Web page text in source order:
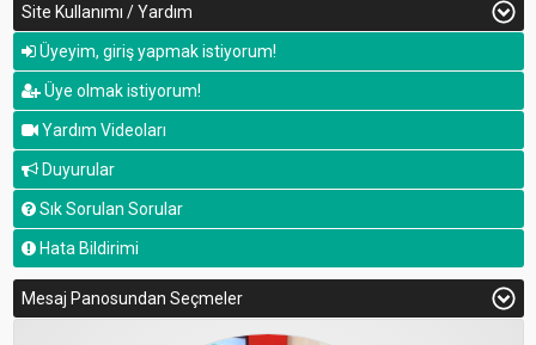
Site Kullanımı / Yardım
Üyeyim, giriş yapmak istiyorum!
Üye olmak istiyorum!
Yardım Videoları
Duyurular
Sık Sorulan Sorular
Hata Bildirimi
Mesaj Panosundan Seçmeler